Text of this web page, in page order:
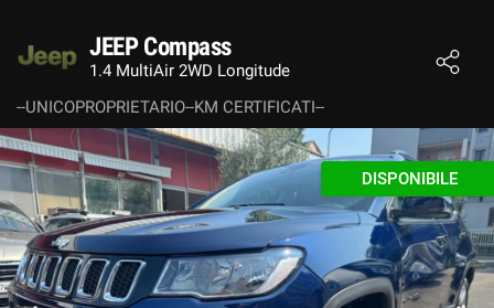
I NOSTRI SERVIZI
DICONO DI NOI
ACQUISTIAMO USATO
JEEP Compass
1.4 MultiAir 2WD Longitude
--UNICOPROPRIETARIO--KM CERTIFICATI--
DISPONIBILE